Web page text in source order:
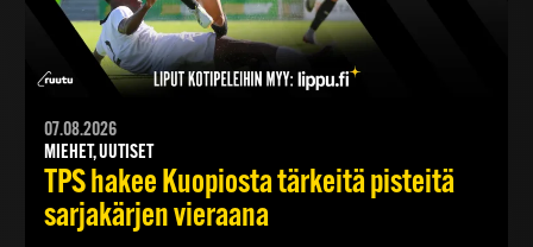
07.08.2026
MIEHET, UUTISET
TPS hakee Kuopiosta tärkeitä pisteitä
sarjakärjen vieraana